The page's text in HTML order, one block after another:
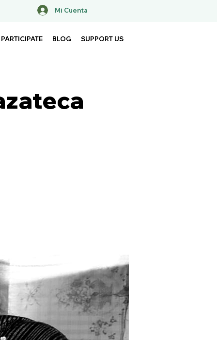
Mi Cuenta
PARTICIPATE BLOG SUPPORT US